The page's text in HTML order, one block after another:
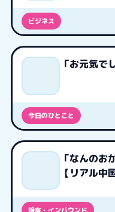
ビジネス
「お元気で
今日のひとこと
「なんのお
【リアル中